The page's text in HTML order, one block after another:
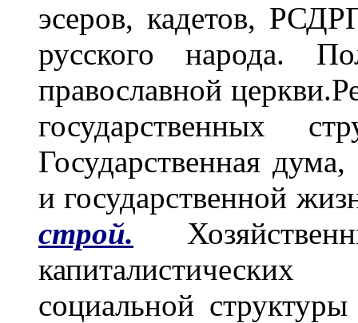
эсеров, кадетов,
русского народа.
православной
государственных
Государственная
и государственной
строй.
социальной